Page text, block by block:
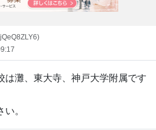
は灘、東大寺、神戸大学附属です
。